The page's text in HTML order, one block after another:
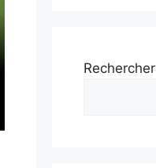
Rechercher